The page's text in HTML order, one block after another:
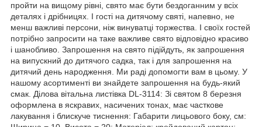
пройти на вищому рівні, свято має бути бездоганним у всіх
деталях і дрібницях. І гості на дитячому святі, напевно, не
менш важливі персони, ніж винуватці торжества. І своїх гостей
потрібно запросити на таке важливе свято відповідно красиво
і шанобливо. Запрошення на свято підійдуть, як запрошення
на випускний до дитячого садка, так і для запрошення на
дитячий день народження. Ми раді допомогти вам в цьому. У
нашому асортименті ви знайдете запрошення на будь-який
смак. Ділова вітальна листівка DL-3114: Зі святом 8 березня
оформлена в яскравих, насичених тонах, має часткове
лакування і блискуче тиснення: Габарити лицьового боку, см: